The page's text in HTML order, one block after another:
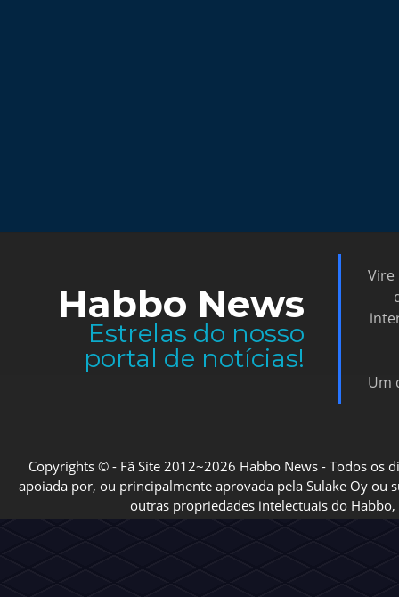
Habbo News
Estrelas do nosso
portal de notícias!
Vire
Um
Copyrights © - Fã Site 2012~2026 Habbo News - Todos os
apoiada por, ou principalmente aprovada pela Sulake Oy ou
outras propriedades intelectuais do